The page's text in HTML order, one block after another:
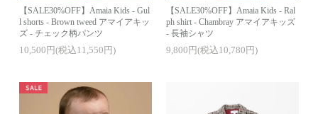
【SALE30%OFF】Amaia Kids - Gul
l shorts - Brown tweed アマイアキッ
ズ - チェック柄パンツ
10,500円(税込11,550円)
【SALE30%OFF】Amaia Kids - Ral
ph shirt - Chambray アマイアキッズ
- 長袖シャツ
9,800円(税込10,780円)